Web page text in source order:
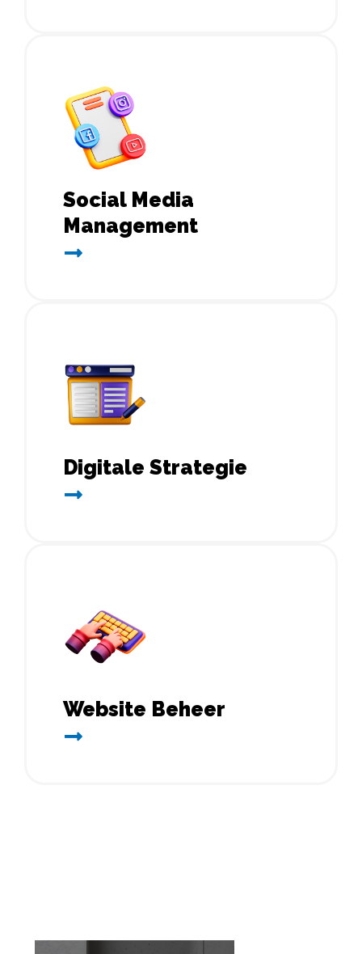
Social Media
Management
Digitale Strategie
Website Beheer